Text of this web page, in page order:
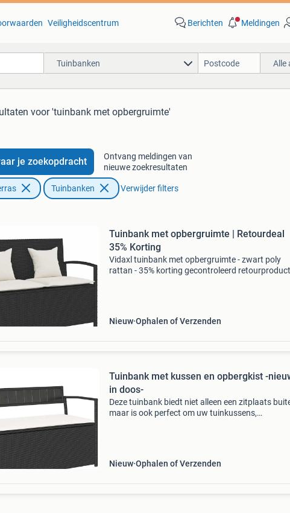
Veiligheidscentrum Berichten Meldingen
Tuinbanken Alle
voor 'tuinbank met opbergruimte'
je zoekopdracht
Ontvang meldingen van
nieuwe zoekresultaten
Tuinbanken Verwijder filters
Tuinbank met opbergruimte | Retourdeal
35% Korting
Vidaxl tuinbank met opbergruimte - zwart poly
rattan - 35% korting gecontroleerd
Nieuw Ophalen of Verzenden
Tuinbank met kussen en opbergkist -
in doos-
Deze tuinbank biedt niet alleen een zitplaats
maar is ook perfect om uw tuinkussens,
Nieuw Ophalen of Verzenden